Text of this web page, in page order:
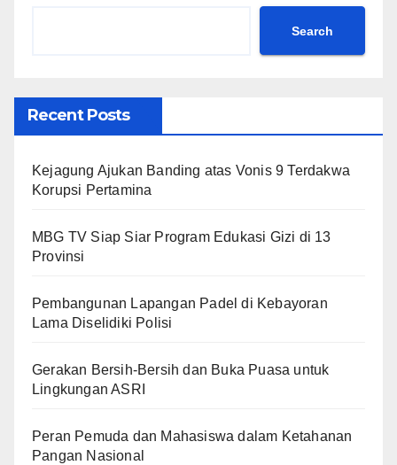
Search
Recent Posts
Kejagung Ajukan Banding atas Vonis 9 Terdakwa
Korupsi Pertamina
MBG TV Siap Siar Program Edukasi Gizi di 13
Provinsi
Pembangunan Lapangan Padel di Kebayoran
Lama Diselidiki Polisi
Gerakan Bersih-Bersih dan Buka Puasa untuk
Lingkungan ASRI
Peran Pemuda dan Mahasiswa dalam Ketahanan
Pangan Nasional